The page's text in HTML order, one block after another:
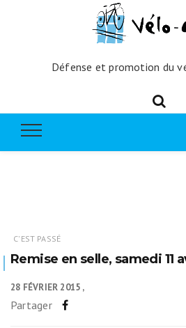
Défense et promotion du
C'EST PASSÉ
Remise en selle, samedi 11
28 FÉVRIER 2015
Partager